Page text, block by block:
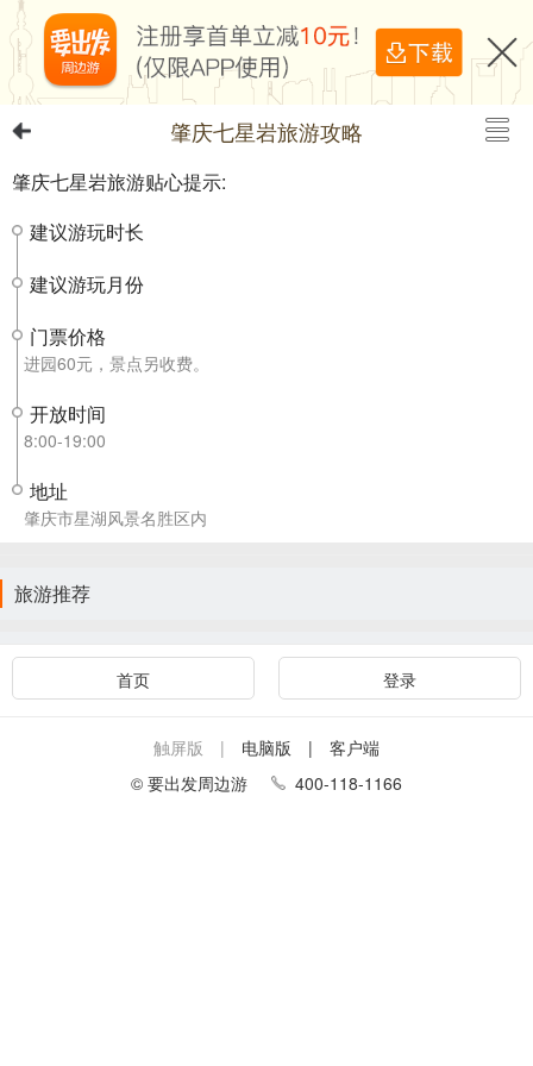
肇庆七星岩旅游攻略
肇庆七星岩旅游贴心提示:
建议游玩时长
建议游玩月份
门票价格
进园60元，景点另收费。
开放时间
8:00-19:00
地址
肇庆市星湖风景名胜区内
旅游推荐
首页 登录
触屏版 | 电脑版 | 客户端
© 要出发周边游
400-118-1166